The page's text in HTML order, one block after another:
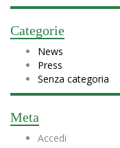
Categorie
News
Press
Senza categoria
Meta
Accedi